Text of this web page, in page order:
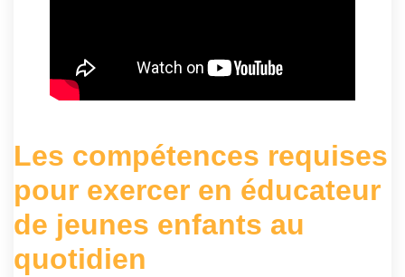
Les compétences requises
pour exercer en éducateur
de jeunes enfants au
quotidien